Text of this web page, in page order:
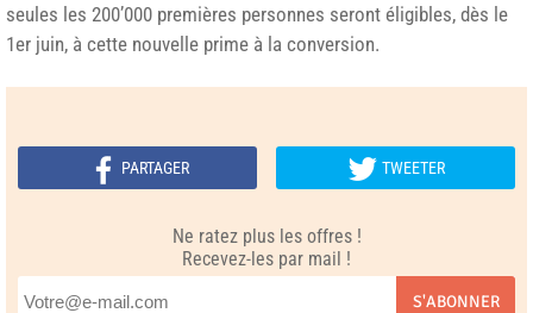
seules les 200’000 premières personnes seront éligibles, dès le
1er juin, à cette nouvelle prime à la conversion.
PARTAGER TWEETER
Ne ratez plus les offres !
Recevez-les par mail !
S'ABONNER